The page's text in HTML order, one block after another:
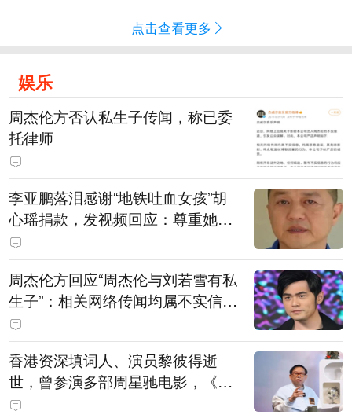
点击查看更多
娱乐
周杰伦方否认私生子传闻，称已委
托律师
李亚鹏落泪感谢“地铁吐血女孩”胡
心瑶捐款，发视频回应：尊重她的
捐赠意愿，我个人向她捐赠99999
元，也向其病友之家捐赠99999元
周杰伦方回应“周杰伦与刘若雪有私
生子”：相关网络传闻均属不实信
息，已委托律师对相关不实信息的
发布者及传播者进行证据保全
香港资深填词人、演员黎彼得逝
世，曾参演多部周星驰电影，《财
神到》由他填词